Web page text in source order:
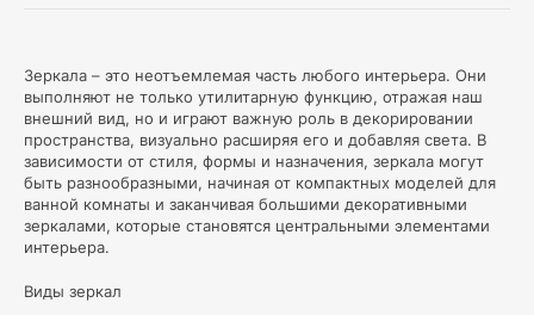
Зеркала – это неотъемлемая часть любого интерьера. Они
выполняют не только утилитарную функцию, отражая наш
внешний вид, но и играют важную роль в декорировании
пространства, визуально расширяя его и добавляя света. В
зависимости от стиля, формы и назначения, зеркала могут
быть разнообразными, начиная от компактных моделей для
ванной комнаты и заканчивая большими декоративными
зеркалами, которые становятся центральными элементами
интерьера.
Виды зеркал